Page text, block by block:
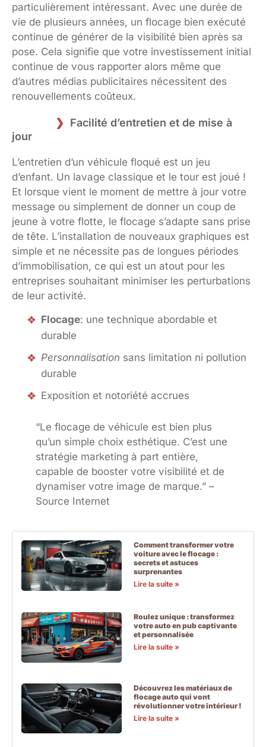
particulièrement intéressant. Avec une durée de
vie de plusieurs années, un flocage bien exécuté
continue de générer de la visibilité bien après sa
pose. Cela signifie que votre investissement initial
continue de vous rapporter alors même que
d’autres médias publicitaires nécessitent des
renouvellements coûteux.
Facilité d’entretien et de mise à
jour
L’entretien d’un véhicule floqué est un jeu
d’enfant. Un lavage classique et le tour est joué !
Et lorsque vient le moment de mettre à jour votre
message ou simplement de donner un coup de
jeune à votre flotte, le flocage s’adapte sans prise
de tête. L’installation de nouveaux graphiques est
simple et ne nécessite pas de longues périodes
d’immobilisation, ce qui est un atout pour les
entreprises souhaitant minimiser les perturbations
de leur activité.
Flocage: une technique abordable et
durable
Personnalisation sans limitation ni pollution
durable
Exposition et notoriété accrues
“Le flocage de véhicule est bien plus
qu’un simple choix esthétique. C’est une
stratégie marketing à part entière,
capable de booster votre visibilité et de
dynamiser votre image de marque.” –
Source Internet
Comment transformer votre
voiture avec le flocage :
secrets et astuces
surprenantes
Lire la suite »
Roulez unique : transformez
votre auto en pub captivante
et personnalisée
Lire la suite »
Découvrez les matériaux de
flocage auto qui vont
révolutionner votre intérieur !
Lire la suite »